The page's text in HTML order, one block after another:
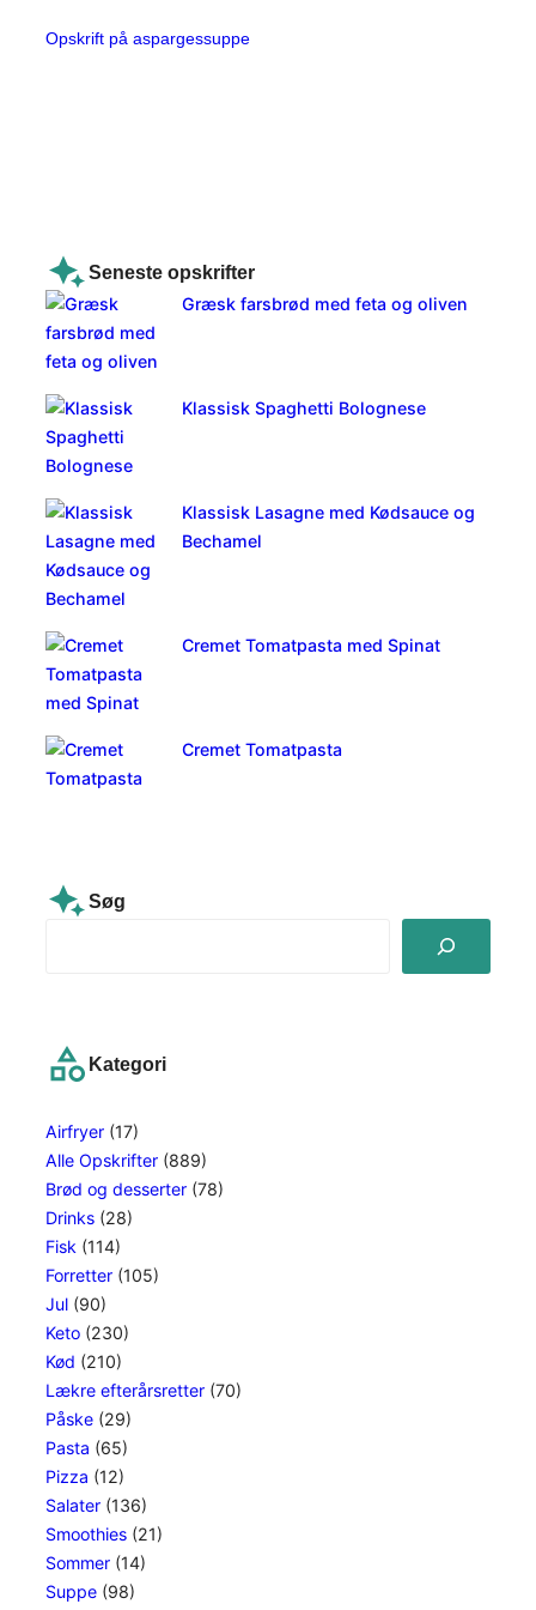
Opskrift på aspargessuppe
Seneste opskrifter
Græsk farsbrød med feta og oliven
Klassisk Spaghetti Bolognese
Klassisk Lasagne med Kødsauce og
Bechamel
Cremet Tomatpasta med Spinat
Cremet Tomatpasta
Søg
Kategori
Airfryer (17)
Alle Opskrifter (889)
Brød og desserter (78)
Drinks (28)
Fisk (114)
Forretter (105)
Jul (90)
Keto (230)
Kød (210)
Lækre efterårsretter (70)
Påske (29)
Pasta (65)
Pizza (12)
Salater (136)
Smoothies (21)
Sommer (14)
Suppe (98)